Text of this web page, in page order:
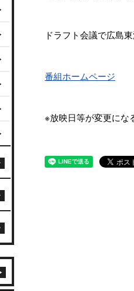
ドラフト会議で広島
番組ホームページ
※放映日等が変更にな